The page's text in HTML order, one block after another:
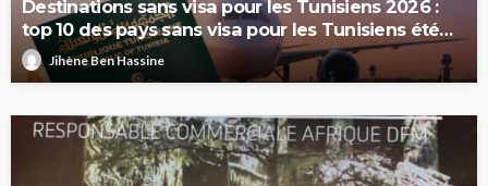
Destinations sans visa pour les Tunisiens 2026 :
top 10 des pays sans visa pour les Tunisiens été
2026Jihène Ben Hassine